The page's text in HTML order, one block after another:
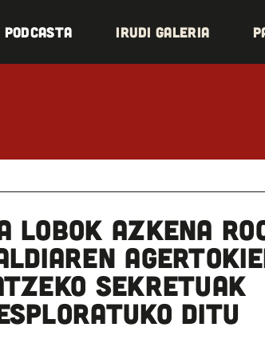
Podcasta Irudi galeria
Lobok Azkena
sekretuak
ditu